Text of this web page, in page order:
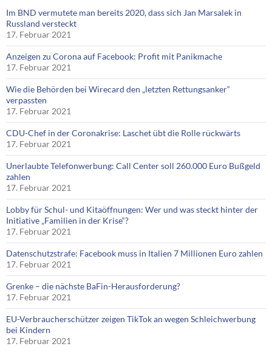
Im BND vermutete man bereits 2020, dass sich Jan Marsalek in
Russland versteckt
17. Februar 2021
Anzeigen zu Corona auf Facebook: Profit mit Panikmache
17. Februar 2021
Wie die Behörden bei Wirecard den „letzten Rettungsanker“
verpassten
17. Februar 2021
CDU-Chef in der Coronakrise: Laschet übt die Rolle rückwärts
17. Februar 2021
Unerlaubte Telefonwerbung: Call Center soll 260.000 Euro Bußgeld
zahlen
17. Februar 2021
Lobby für Schul- und Kitaöffnungen: Wer und was steckt hinter der
Initiative „Familien in der Krise“?
17. Februar 2021
Datenschutzstrafe: Facebook muss in Italien 7 Millionen Euro zahlen
17. Februar 2021
Grenke – die nächste BaFin-Herausforderung?
17. Februar 2021
EU-Verbraucherschützer zeigen TikTok an wegen Schleichwerbung
bei Kindern
17. Februar 2021